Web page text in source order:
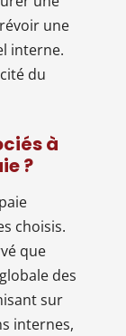
une
interne.
du
à
?
choisis.
que
des
sur
internes,